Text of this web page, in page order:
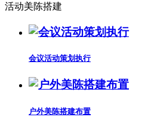
活动美陈搭建
会议活动策划执行
户外美陈搭建布置